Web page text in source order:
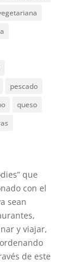
pescado
queso
que
con el
sean
y viajar,
de este